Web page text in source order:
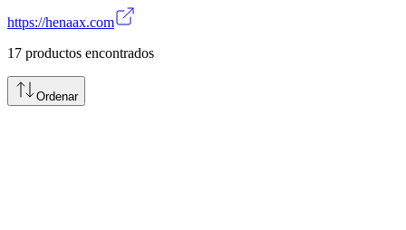
https://henaax.com
17 productos encontrados
Ordenar